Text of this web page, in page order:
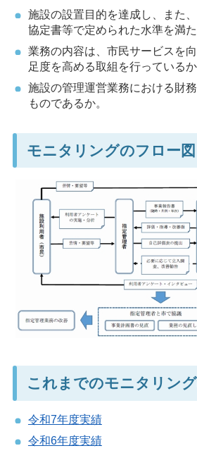
施設の設置目的を達成し、また
協定書等で定められた水準を満た
業務の内容は、市民サービスを
足度を高める取組を行っているか
施設の管理運営業務における財
ものであるか。
モニタリングのフロー図
これまでのモニタリン
令和7年度実績
令和6年度実績